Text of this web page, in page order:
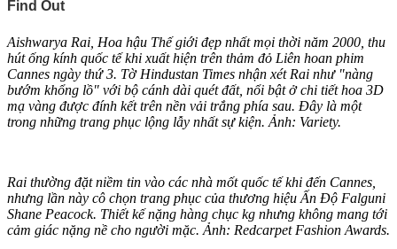
Aishwarya Rai, Hoa hậu Thế giới đẹp nhất mọi thời năm 2000, thu
hút ống kính quốc tế khi xuất hiện trên thảm đỏ Liên hoan phim
Cannes ngày thứ 3. Tờ Hindustan Times nhận xét Rai như "nàng
bướm khổng lồ" với bộ cánh dài quét đất, nổi bật ở chi tiết hoa 3D
mạ vàng được đính kết trên nền vải trắng phía sau. Đây là một
trong những trang phục lộng lẫy nhất sự kiện. Ảnh: Variety.
Rai thường đặt niềm tin vào các nhà mốt quốc tế khi đến Cannes,
nhưng lần này cô chọn trang phục của thương hiệu Ấn Độ Falguni
Shane Peacock. Thiết kế nặng hàng chục kg nhưng không mang tới
cảm giác nặng nề cho người mặc. Ảnh: Redcarpet Fashion Awards.